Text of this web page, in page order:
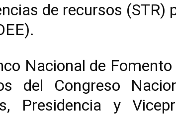
de recursos (STR)
Nacional de
del Congreso
Presidencia y